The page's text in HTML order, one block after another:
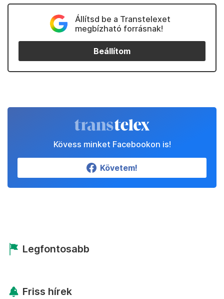
Állítsd be a Transtelexet
megbízható forrásnak!
Beállítom
Kövess minket Facebookon is!
Követem!
Legfontosabb
Friss hírek